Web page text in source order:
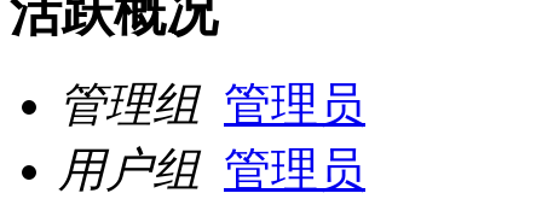
活跃概况
管理组 管理员
用户组 管理员